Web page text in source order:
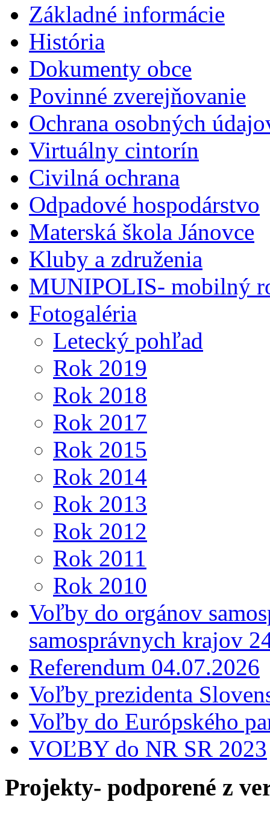
Základné informácie
História
Dokumenty obce
Povinné zverejňovanie
Ochrana osobných
Virtuálny cintorín
Civilná ochrana
Odpadové hospodárstvo
Materská škola Jánovce
Kluby a združenia
MUNIPOLIS- mobilný
Fotogaléria
Letecký pohľad
Rok 2019
Rok 2018
Rok 2017
Rok 2015
Rok 2014
Rok 2013
Rok 2012
Rok 2011
Rok 2010
Voľby do orgánov
samosprávnych krajov
Referendum 04.07.2026
Voľby prezidenta
Voľby do Európského
VOĽBY do NR SR 2023
Projekty- podporené z